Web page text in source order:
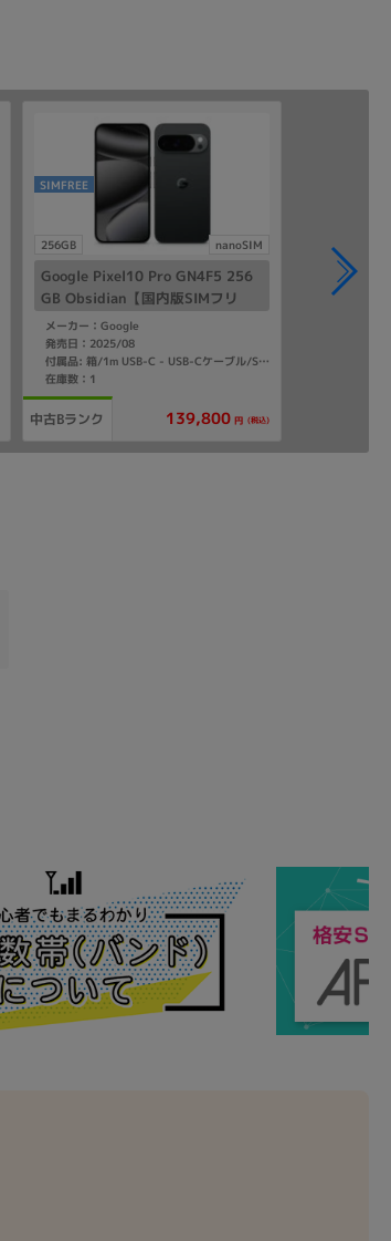
256GB nanoSIM
SIMFREE
Google Pixel10 Pro GN4F5 256
GB Obsidian【国内版SIMフリ
ー】
メーカー：Google
発売日：2025/08
付属品: 箱/1m USB-C - USB-Cケーブル/SIM取り出しツール/マニュアル
在庫数：1
中古Bランク 139,800 円 (税込)